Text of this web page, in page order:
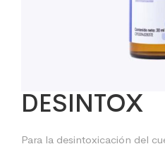
DESINTOX
Para la desintoxicación del